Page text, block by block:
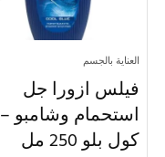
العناية بالجسم
فيلس ازورا جل
استحمام وشامبو –
كول بلو 250 مل